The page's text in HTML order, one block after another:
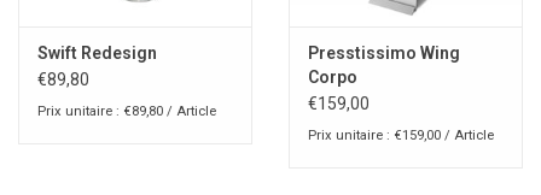
Swift Redesign
€89,80
Prix unitaire : €89,80 / Article
Presstissimo Wing
Corpo
€159,00
Prix unitaire : €159,00 / Article